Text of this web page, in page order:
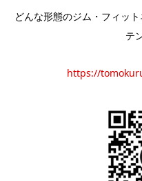
どんな形態のジム・フィッ
テ
https://